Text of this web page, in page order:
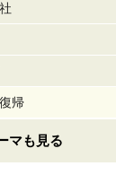
帰
マも見る